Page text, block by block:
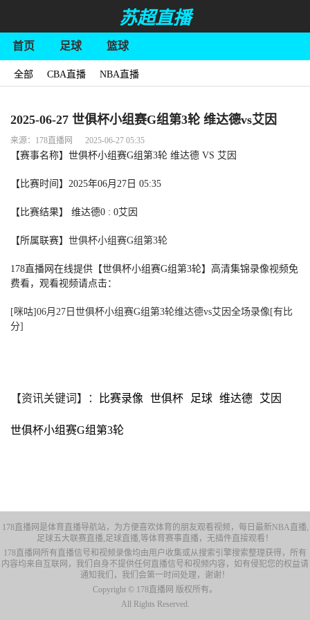
苏超直播
首页 足球 篮球
全部 CBA直播 NBA直播
2025-06-27 世俱杯小组赛G组第3轮 维达德vs艾因
来源：178直播网 2025-06-27 05:35
【赛事名称】世俱杯小组赛G组第3轮 维达德 VS 艾因
【比赛时间】2025年06月27日 05:35
【比赛结果】 维达德0 : 0艾因
【所属联赛】 世俱杯小组赛G组第3轮
178直播网在线提供【世俱杯小组赛G组第3轮】高清集锦录像视频免
费看，观看视频请点击：
[咪咕]06月27日世俱杯小组赛G组第3轮维达德vs艾因全场录像[有比
分]
【资讯关键词】： 比赛录像 世俱杯 足球 维达德 艾因
世俱杯小组赛G组第3轮
178直播网是体育直播导航站，为方便喜欢体育的朋友观看视频，每日最新NBA直播,
足球五大联赛直播,足球直播,等体育赛事直播，无插件直接观看！
178直播网所有直播信号和视频录像均由用户收集或从搜索引擎搜索整理获得，所有
内容均来自互联网，我们自身不提供任何直播信号和视频内容，如有侵犯您的权益请
通知我们，我们会第一时间处理，谢谢！
Copyright © 178直播网 版权所有。
All Rights Reserved.